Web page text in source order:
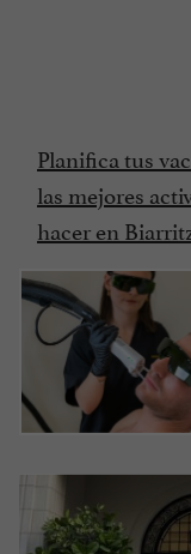
Planifica tus
las mejores
hacer en